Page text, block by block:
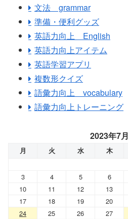
文法 grammar
準備・便利グッズ
英語力向上 English
英語力向上アイテム
英語学習アプリ
複数形クイズ
語彙力向上 vocabulary
語彙力向上トレーニング
2023年7月
月 火 水 木
3
4 5 6
10
11 12 13
17
18 19 20
24
25 26 27